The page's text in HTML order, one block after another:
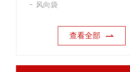
风向袋
查看全部